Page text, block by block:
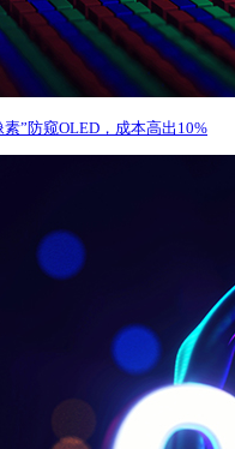
”防窥OLED，成本高出10%